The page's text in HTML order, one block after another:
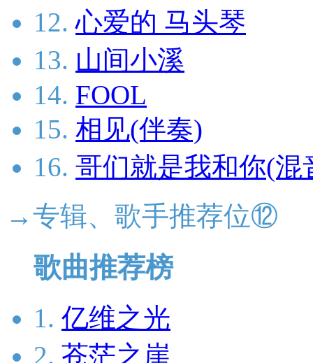
12. 心爱的 马头琴
13. 山间小溪
14. FOOL
15. 相见(伴奏)
16. 哥们就是我和你(混
→专辑、歌手推荐位⑫
歌曲推荐榜
1. 亿维之光
2. 苍茫之崖